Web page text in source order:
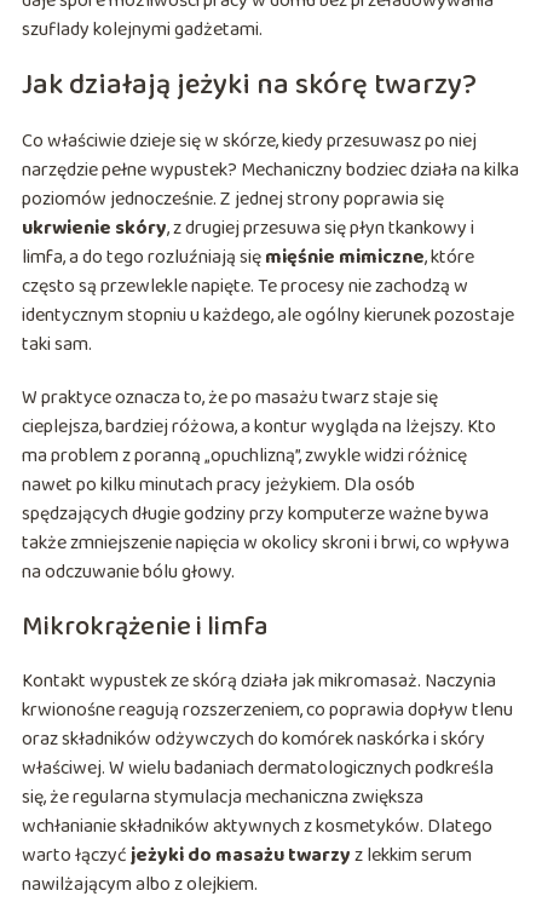
szuflady kolejnymi gadżetami.
Jak działają jeżyki na skórę twarzy?
Co właściwie dzieje się w skórze, kiedy przesuwasz po niej
narzędzie pełne wypustek? Mechaniczny bodziec działa na kilka
poziomów jednocześnie. Z jednej strony poprawia się
ukrwienie skóry, z drugiej przesuwa się płyn tkankowy i
limfa, a do tego rozluźniają sięmięśnie mimiczne, które
często są przewlekle napięte. Te procesy nie zachodzą w
identycznym stopniu u każdego, ale ogólny kierunek pozostaje
taki sam.
W praktyce oznacza to, że po masażu twarz staje się
cieplejsza, bardziej różowa, a kontur wygląda na lżejszy. Kto
ma problem z poranną „opuchlizną”, zwykle widzi różnicę
nawet po kilku minutach pracy jeżykiem. Dla osób
spędzających długie godziny przy komputerze ważne bywa
także zmniejszenie napięcia w okolicy skroni i brwi, co wpływa
na odczuwanie bólu głowy.
Mikrokrążenie i limfa
Kontakt wypustek ze skórą działa jak mikromasaż. Naczynia
krwionośne reagują rozszerzeniem, co poprawia dopływ tlenu
oraz składników odżywczych do komórek naskórka i skóry
właściwej. W wielu badaniach dermatologicznych podkreśla
się, że regularna stymulacja mechaniczna zwiększa
wchłanianie składników aktywnych z kosmetyków. Dlatego
warto łączyćjeżyki do masażu twarzyz lekkim serum
nawilżającym albo z olejkiem.